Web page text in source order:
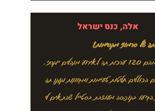
אלה, כנס ישראל
של סרמוני מקסימות!
הזמנתי מהם 120 ערכות תה לאירוע מנהלים יוקרתי.
הכוללים חליטות טעימות ומגוונות וקנקן תה
הגיעו בקופסה מעוצבת בסטייל שהתאים לי